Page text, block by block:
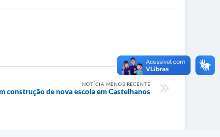
NOTÍCIA MENOS RECENTE
construção de nova escola em Castelhanos